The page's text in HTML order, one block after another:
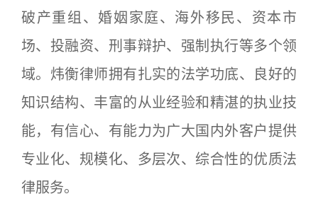
破产重组、婚姻家庭、海外移民、资本市
场、投融资、刑事辩护、强制执行等多个领
域。炜衡律师拥有扎实的法学功底、良好的
知识结构、丰富的从业经验和精湛的执业技
能，有信心、有能力为广大国内外客户提供
专业化、规模化、多层次、综合性的优质法
律服务。